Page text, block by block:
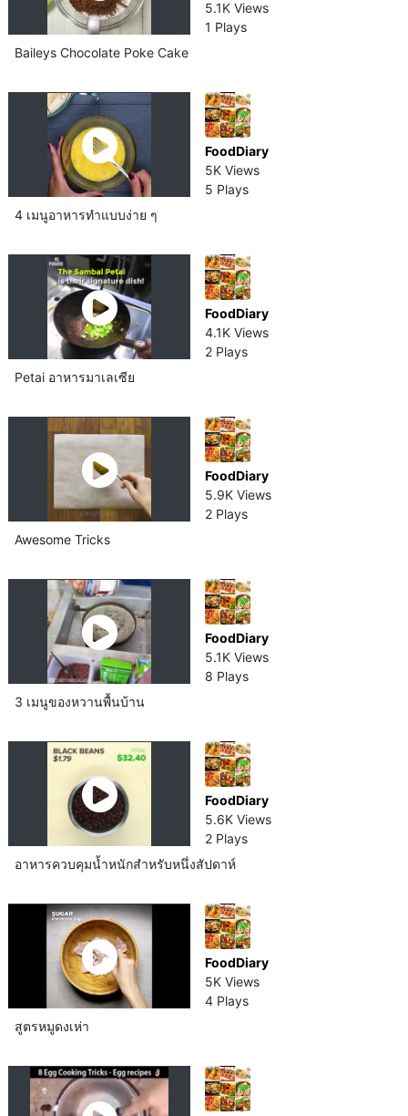
5.1K Views
1 Plays
Baileys Chocolate Poke Cake
FoodDiary
5K Views
5 Plays
4 เมนูอาหารทำแบบง่าย ๆ
FoodDiary
4.1K Views
2 Plays
Petai อาหารมาเลเซีย​
FoodDiary
5.9K Views
2 Plays
Awesome Tricks
FoodDiary
5.1K Views
8 Plays
3 เมนูของหวานพื้นบ้าน
FoodDiary
5.6K Views
2 Plays
อาหารควบคุมน้ำหนักสำหรับหนึ่งสัปดาห์​
FoodDiary
5K Views
4 Plays
สูตรหมูดงเห่า